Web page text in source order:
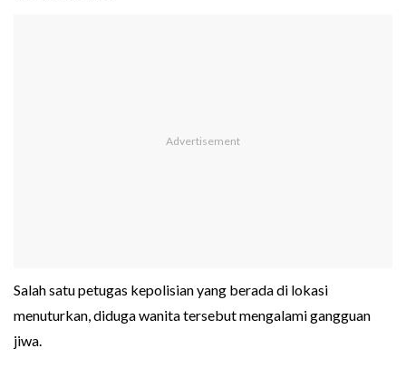
Salah satu petugas kepolisian yang berada di lokasi
menuturkan, diduga wanita tersebut mengalami gangguan
jiwa.